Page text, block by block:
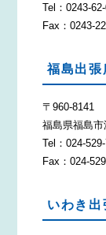
Tel：0243-
Fax：0243-
福島出張
〒960-8141
福島県福島市
Tel：024-529-
Fax：024-
いわき出